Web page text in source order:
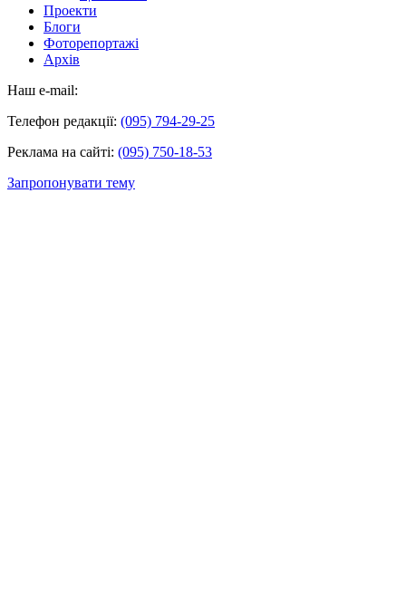
Проекти
Блоги
Фоторепортажі
Архів
Наш e-mail:
Телефон редакції: (095) 794-29-25
Реклама на сайті: (095) 750-18-53
Запропонувати тему